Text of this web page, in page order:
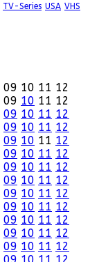
TV-Series USA VHS
09 10 11 12
09 10 11 12
09 10 11 12
09 10 11 12
09 10 11 12
09 10 11 12
09 10 11 12
09 10 11 12
09 10 11 12
09 10 11 12
09 10 11 12
09 10 11 12
09 10 11 12
09 10 11 12